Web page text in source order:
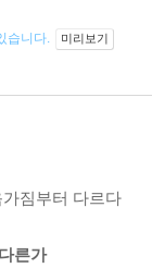
습니다. 미리보기
짐부터 다르다
른가